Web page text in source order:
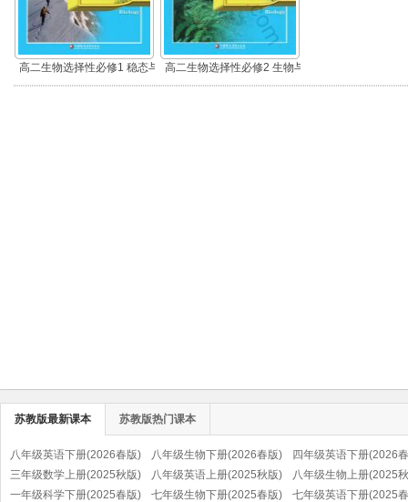
高二生物选择性必修1 稳态与
调节
高二生物选择性必修2 生物与
环境
苏教版最新课本 苏教版热门课本
八年级英语下册(2026春版) 八年级生物下册(2026春版)
四年级英语下册(2026
三年级数学上册(2025秋版)
八年级英语上册(2025秋版)
八年级生物上册(2025
一年级科学下册(2025春版)
七年级生物下册(2025春版)
七年级英语下册(2025